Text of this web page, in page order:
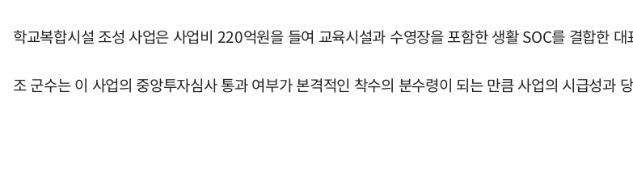
학교복합시설 조성 사업은 사업비 220억원을 들여 교육시설과 수영장을 포함한 생활 SOC를 결합한
조 군수는 이 사업의 중앙투자심사 통과 여부가 본격적인 착수의 분수령이 되는 만큼 사업의 시급성과